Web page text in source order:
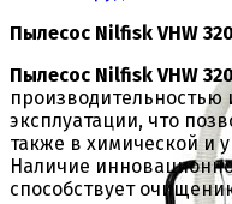
Пылесос Nilfisk VHW 320
Пылесос Nilfisk VHW
производительностью
эксплуатации, что
также в химической и
Наличие
способствует